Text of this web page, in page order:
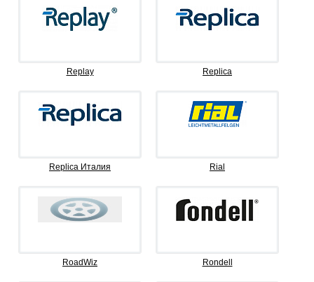
Replay Replica
Replica Италия Rial
RoadWiz Rondell